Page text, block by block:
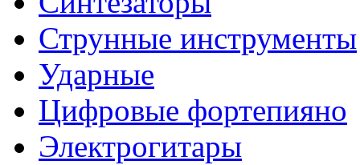
Струнные инструменты
Ударные
Цифровые фортепияно
Электрогитары